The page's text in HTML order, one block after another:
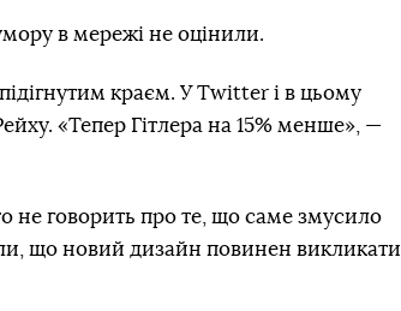
в мережі не оцінили.
краєм. У Twitter і в цьому
«Тепер Гітлера на 15% менше», —
не говорить про те, що саме змусило
що новий дизайн повинен викликати